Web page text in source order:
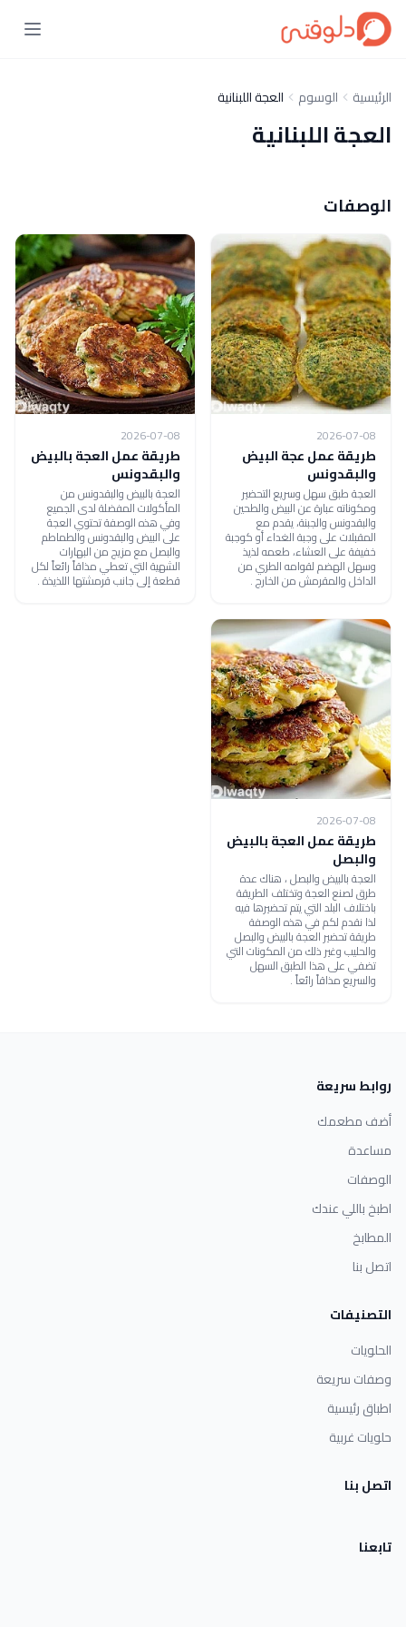
الرئيسية الوسوم العجة اللبنانية
العجة اللبنانية
الوصفات
2026-07-08
طريقة عمل عجة البيض
والبقدونس
العجة طبق سهل وسريع التحضير
ومكوناته عبارة عن البيض والطحين
والبقدونس والجبنة، يقدم مع
المقبلات على وجبة الغداء أو كوجبة
خفيفة على العشاء، طعمه لذيذ
وسهل الهضم لقوامه الطري من
الداخل والمقرمش من الخارج .
2026-07-08
طريقة عمل العجة بالبيض
والبقدونس
العجة بالبيض والبقدونس من
المأكولات المفضلة لدى الجميع
وفي هذه الوصفة تحتوي العجة
على البيض والبقدونس والطماطم
والبصل مع مزيج من البهارات
الشهية التي تعطي مذاقاً رائعاً لكل
قطعة إلى جانب قرمشتها اللذيذة .
2026-07-08
طريقة عمل العجة بالبيض
والبصل
العجة بالبيض والبصل ، هناك عدة
طرق لصنع العجة وتختلف الطريقة
باختلاف البلد التي يتم تحضيرها فيه
لذا نقدم لكم في هذه الوصفة
طريقة تحضير العجة بالبيض والبصل
والحليب وغير ذلك من المكونات التي
تضفي على هذا الطبق السهل
والسريع مذاقاً رائعاً .
روابط سريعة
أضف مطعمك
مساعدة
الوصفات
اطبخ باللي عندك
المطابخ
اتصل بنا
التصنيفات
الحلويات
وصفات سريعة
اطباق رئيسية
حلويات غربية
اتصل بنا
تابعنا